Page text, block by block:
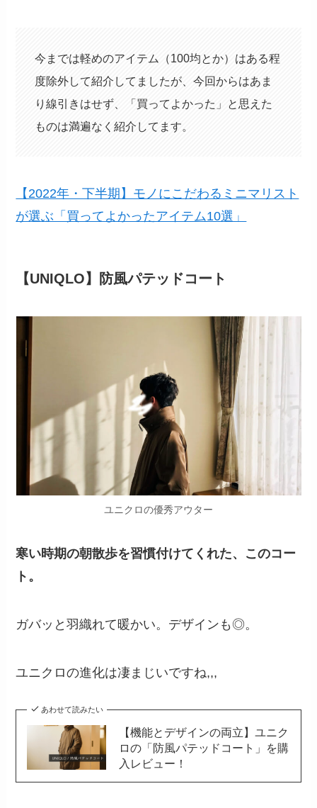
今までは軽めのアイテム（100均とか）はある程
度除外して紹介してましたが、今回からはあま
り線引きはせず、「買ってよかった」と思えた
ものは満遍なく紹介してます。
【2022年・下半期】モノにこだわるミニマリスト
が選ぶ「買ってよかったアイテム10選」
【UNIQLO】防風パテッドコート
ユニクロの優秀アウター
寒い時期の朝散歩を習慣付けてくれた、このコー
ト。
ガバッと羽織れて暖かい。デザインも◎。
ユニクロの進化は凄まじいですね,,,
あわせて読みたい
【機能とデザインの両立】ユニク
ロの「防風パテッドコート」を購
入レビュー！